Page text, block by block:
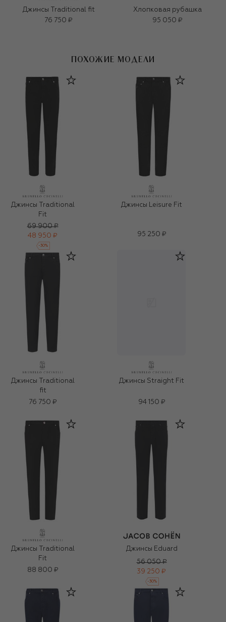
Джинсы Traditional fit
76 750 ₽
Хлопковая рубашка
95 050 ₽
ПОХОЖИЕ МОДЕЛИ
Джинсы Traditional
Fit
69 900 ₽
48 950 ₽
-30%
Джинсы Leisure Fit
95 250 ₽
Джинсы Traditional
fit
76 750 ₽
Джинсы Straight Fit
94 150 ₽
Джинсы Traditional
Fit
88 800 ₽
Джинсы Eduard
56 050 ₽
39 250 ₽
-30%